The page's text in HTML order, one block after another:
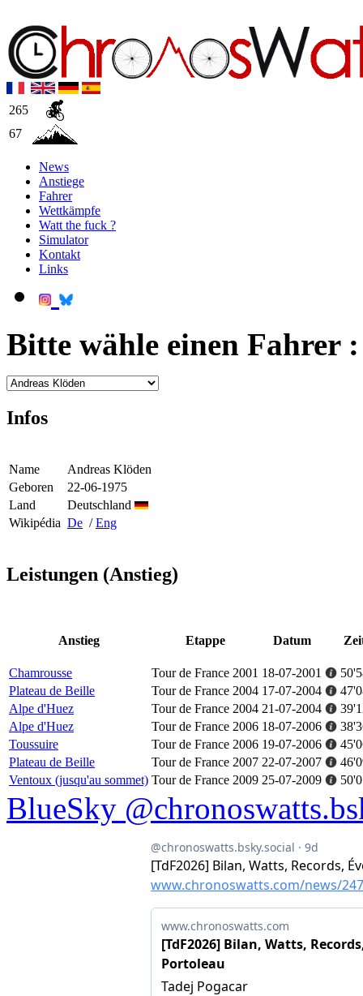
265
67
News
Anstiege
Fahrer
Wettkämpfe
Watt the fuck ?
Simulator
Kontakt
Links
Bitte wähle einen Fahrer :
Infos
Name
Andreas Klöden
Geboren
22-06-1975
Land
Deutschland
Wikipédia De /Eng
Leistungen (Anstieg)
Anstieg Etappe Datum
Chamrousse Tour de France 2001 18-07-2001
Plateau de Beille
Tour de France 2004 17-07-2004
Alpe d'Huez
Tour de France 2004 21-07-2004
Alpe d'Huez
Tour de France 2006 18-07-2006
Toussuire
Tour de France 2006 19-07-2006
Plateau de Beille
Tour de France 2007 22-07-2007
Ventoux (jusqu'au sommet) Tour de France 2009 25-07-2009
BlueSky